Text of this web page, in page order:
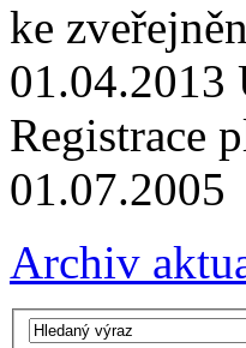
ke
01.04.2013
Registrace
01.07.2005
Archiv